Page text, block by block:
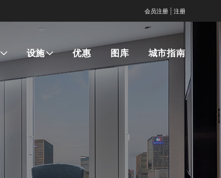
会员注册 注册
设施 优惠 图库 城市指南